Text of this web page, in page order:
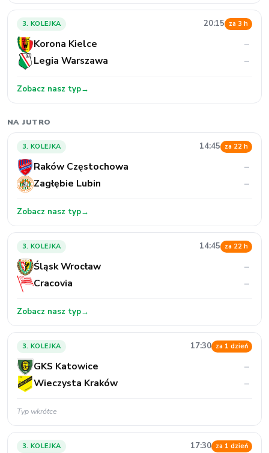
3. KOLEJKA 20:15 za 3 h
Korona Kielce
–
Legia Warszawa
–
Zobacz nasz typ→
NA JUTRO
3. KOLEJKA 14:45 za 22 h
Raków Częstochowa
–
Zagłębie Lubin
–
Zobacz nasz typ→
3. KOLEJKA 14:45 za 22 h
Śląsk Wrocław
–
Cracovia
–
Zobacz nasz typ→
3. KOLEJKA 17:30 za 1 dzień
GKS Katowice
–
Wieczysta Kraków
–
Typ wkrótce
3. KOLEJKA 17:30 za 1 dzień